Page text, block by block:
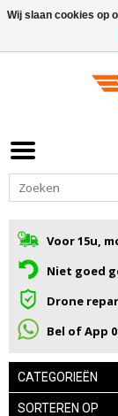
Voor 15u,
Niet goed
Drone
Bel of App
CATEGORIEËN
SORTEREN OP
Wij slaan cookies op